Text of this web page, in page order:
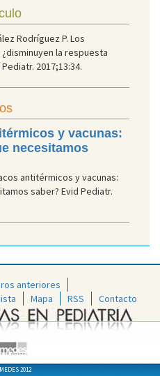
Rodríguez P. Los
la respuesta
2017;13:34.
y vacunas:
necesitamos
antitérmicos y vacunas:
saber? Evid Pediatr.
anteriores
Mapa RSS Contacto
2012